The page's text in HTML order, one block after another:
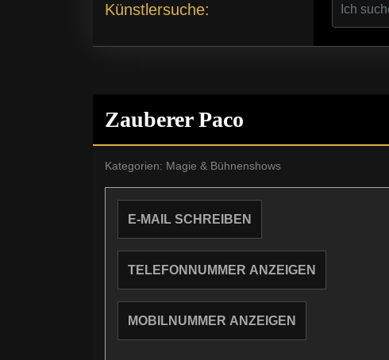
Künstlersuche:
Zauberer Paco
Kategorien: Magie & Bühnenshows
E-MAIL SCHREIBEN
TELEFONNUMMER ANZEIGEN
MOBILNUMMER ANZEIGEN